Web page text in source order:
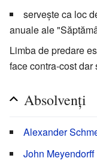
servește ca loc
anuale ale
Limba de predare
face contra-cost
Absolvenți
Alexander
John Meyendorff